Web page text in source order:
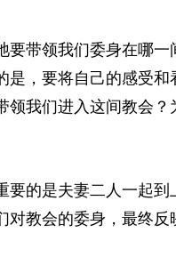
带领我们委身在哪
，要将自己的感受和
我们进入这间教会
的是夫妻二人一起
教会的委身，最终